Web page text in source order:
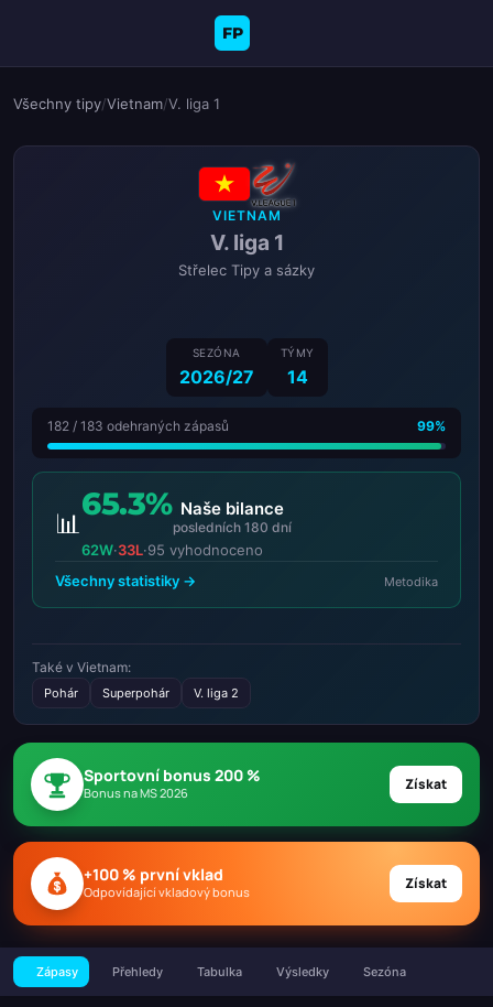
FP
Všechny tipy/Vietnam/V. liga 1
VIETNAM
V. liga 1
Střelec Tipy a sázky
SEZÓNA
2026/27
TÝMY
14
182 / 183 odehraných zápasů 99%
📊
65.3% Naše bilance
posledních 180 dní
62W·33L·95 vyhodnoceno
Všechny statistiky →
Metodika
Také v Vietnam:
Pohár Superpohár V. liga 2
Sportovní bonus 200 %
Bonus na MS 2026 Získat
+100 % první vklad
Odpovídající vkladový bonus Získat
Zápasy Přehledy Tabulka Výsledky Sezóna